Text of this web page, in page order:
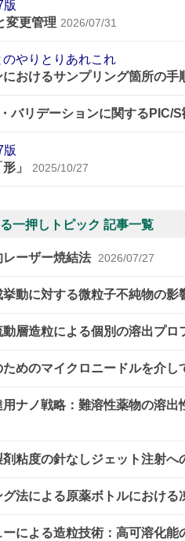
版
変更管理 2026/07/31
のやりとりあれこれ
おけるサンプリング箇所の手
バリデーションに関するPIC/
版
」
2025/10/27
一押しトピック 記事一覧
レーザー焼結法 2026/07/27
動に対する微粒子不純物の影
層造粒による個別の溶出プ
めのマイクロニードルを介
ナノ戦略：難溶性薬物の溶
粘度の針なしジェット注射へ
法による原薬ボトルにおけ
による造粒技術：高可溶化